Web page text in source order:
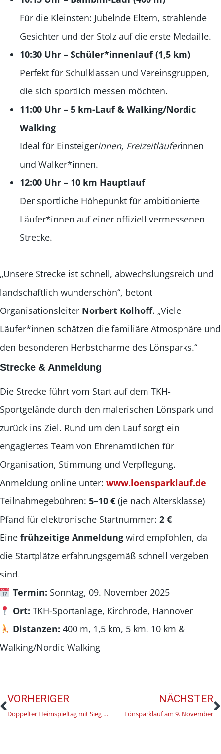
Für die Kleinsten: Jubelnde Eltern, strahlende
Gesichter und der Stolz auf die erste Medaille.
10:30 Uhr – Schüler*innenlauf (1,5 km)
Perfekt für Schulklassen und Vereinsgruppen,
die sich sportlich messen möchten.
11:00 Uhr – 5 km-Lauf & Walking/Nordic
Walking
Ideal für Einsteigerinnen, Freizeitläuferinnen
und Walker*innen.
12:00 Uhr – 10 km Hauptlauf
Der sportliche Höhepunkt für ambitionierte
Läufer*innen auf einer offiziell vermessenen
Strecke.
„Unsere Strecke ist schnell, abwechslungsreich und
landschaftlich wunderschön“, betont
Organisationsleiter Norbert Kolhoff. „Viele
Läufer*innen schätzen die familiäre Atmosphäre und
den besonderen Herbstcharme des Lönsparks.“
Strecke & Anmeldung
Die Strecke führt vom Start auf dem TKH-
Sportgelände durch den malerischen Lönspark und
zurück ins Ziel. Rund um den Lauf sorgt ein
engagiertes Team von Ehrenamtlichen für
Organisation, Stimmung und Verpflegung.
Anmeldung online unter: www.loensparklauf.de
Teilnahmegebühren: 5–10 € (je nach Altersklasse)
Pfand für elektronische Startnummer: 2 €
Eine frühzeitige Anmeldung wird empfohlen, da
die Startplätze erfahrungsgemäß schnell vergeben
sind.
Termin: Sonntag, 09. November 2025
Ort: TKH-Sportanlage, Kirchrode, Hannover
Distanzen: 400 m, 1,5 km, 5 km, 10 km &
Walking/Nordic Walking
VORHERIGER
Doppelter Heimspieltag mit Sieg und Krimi für den TK Hannover
NÄCHSTER
Lönsparklauf am 9. November